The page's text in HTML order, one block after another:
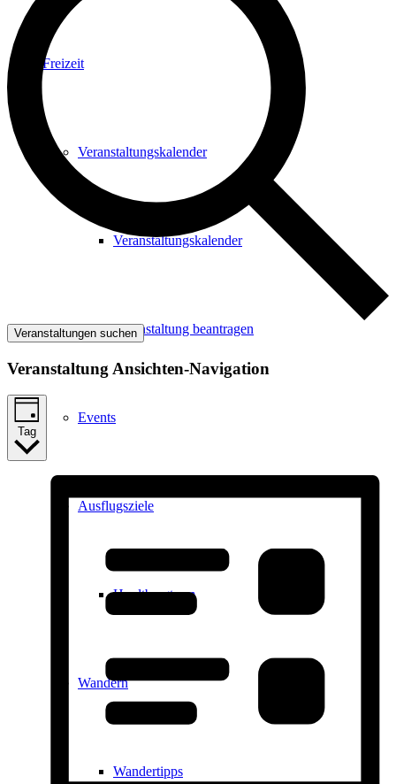
Freizeit
Veranstaltungskalender
Veranstaltungskalender
Veranstaltung beantragen
Events
Ausflugsziele
Hardtbergturm
Wandern
Wandertipps
Veranstaltungen suchen
Veranstaltung Ansichten-Navigation
Tag